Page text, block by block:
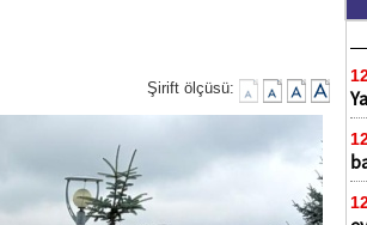
Şirift ölçüsü: